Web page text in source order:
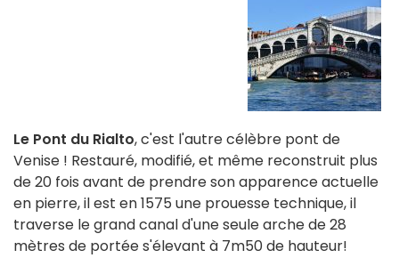
Le Pont du Rialto, c'est l'autre célèbre pont de
Venise ! Restauré, modifié, et même reconstruit plus
de 20 fois avant de prendre son apparence actuelle
en pierre, il est en 1575 une prouesse technique, il
traverse le grand canal d'une seule arche de 28
mètres de portée s'élevant à 7m50 de hauteur!